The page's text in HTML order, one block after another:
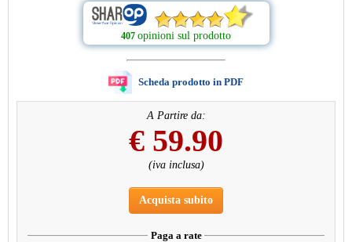
407 opinioni sul prodotto
Scheda prodotto in PDF
A Partire da:
€ 59.90
(iva inclusa)
Acquista subito
Paga a rate